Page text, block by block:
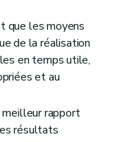
et à la comptabilité budgétaire
générale
que les moyens
de la réalisation
en temps utile,
et au
meilleur rapport
résultats